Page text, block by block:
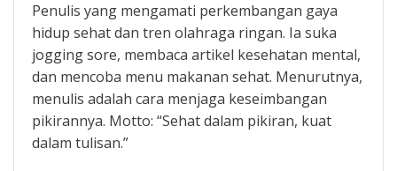
Penulis yang mengamati perkembangan gaya
hidup sehat dan tren olahraga ringan. Ia suka
jogging sore, membaca artikel kesehatan mental,
dan mencoba menu makanan sehat. Menurutnya,
menulis adalah cara menjaga keseimbangan
pikirannya. Motto: “Sehat dalam pikiran, kuat
dalam tulisan.”